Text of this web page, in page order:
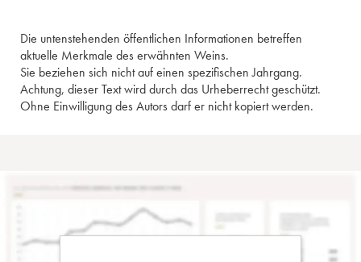
Die untenstehenden öffentlichen Informationen betreffen
aktuelle Merkmale des erwähnten Weins.
Sie beziehen sich nicht auf einen spezifischen Jahrgang.
Achtung, dieser Text wird durch das Urheberrecht geschützt.
Ohne Einwilligung des Autors darf er nicht kopiert werden.